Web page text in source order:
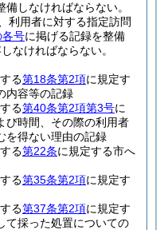
しなければならない。
利用者に対する指定訪問
各号に掲げる記録を整備
なければならない。
る第18条第2項に規定す
内容等の記録
る第40条第2項第3号に
び時間、その際の利用者
を得ない理由の記録
る第22条に規定する市へ
る第35条第2項に規定す
る第37条第2項に規定す
て採った処置についての